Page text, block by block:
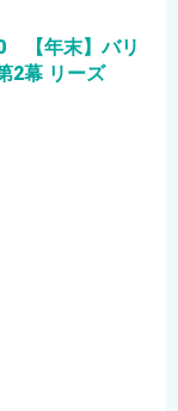
【年末】バリ
2幕 リーズ